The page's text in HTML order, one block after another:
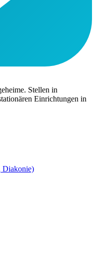
Stellen in
Einrichtungen in
Diakonie)